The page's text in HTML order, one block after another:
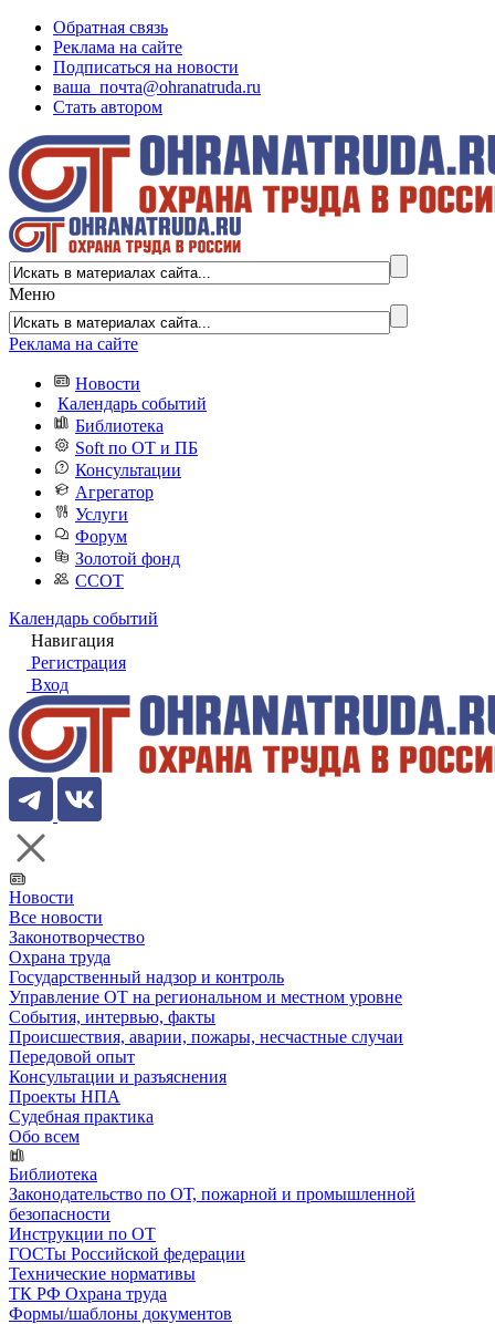
Обратная связь
Реклама на сайте
Подписаться на новости
ваша_почта@ohranatruda.ru
Стать автором
Меню
Реклама на сайте
Новости
Календарь событий
Библиотека
Soft по ОТ и ПБ
Консультации
Агрегатор
Услуги
Форум
Золотой фонд
ССОТ
Календарь событий
Навигация
Регистрация
Вход
Новости
Все новости
Законотворчество
Охрана труда
Государственный надзор и контроль
Управление ОТ на региональном и местном уровне
События, интервью, факты
Происшествия, аварии, пожары, несчастные случаи
Передовой опыт
Консультации и разъяснения
Проекты НПА
Судебная практика
Обо всем
Библиотека
Законодательство по ОТ, пожарной и промышленной
безопасности
Инструкции по ОТ
ГОСТы Российской федерации
Технические нормативы
ТК РФ Охрана труда
Формы/шаблоны документов